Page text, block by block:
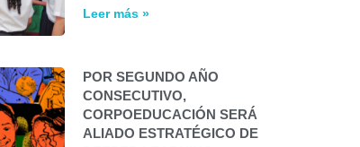
Leer más »
POR SEGUNDO AÑO
CONSECUTIVO,
CORPOEDUCACIÓN SERÁ
ALIADO ESTRATÉGICO DE